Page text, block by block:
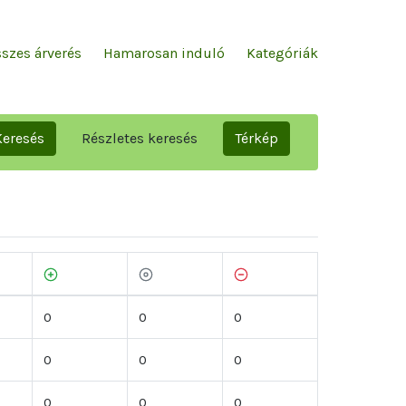
árverés Hamarosan induló Kategóriák
Részletes keresés Térkép
0 0 0
0 0 0
0 0 0